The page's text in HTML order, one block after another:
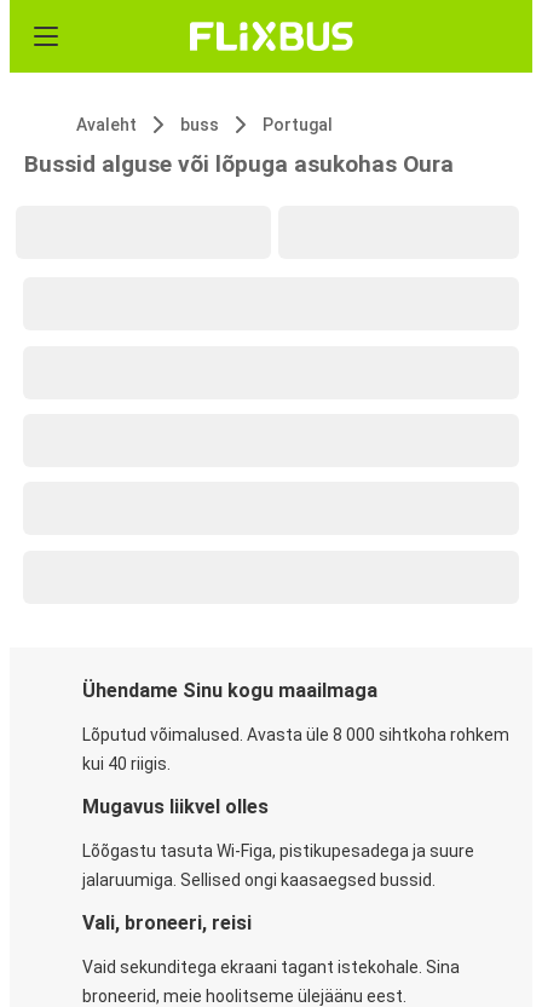
Avaleht buss Portugal
Bussid alguse või lõpuga asukohas Oura
Ühendame Sinu kogu maailmaga
Lõputud võimalused. Avasta üle 8 000 sihtkoha rohkem
kui 40 riigis.
Mugavus liikvel olles
Lõõgastu tasuta Wi-Figa, pistikupesadega ja suure
jalaruumiga. Sellised ongi kaasaegsed bussid.
Vali, broneeri, reisi
Vaid sekunditega ekraani tagant istekohale. Sina
broneerid, meie hoolitseme ülejäänu eest.